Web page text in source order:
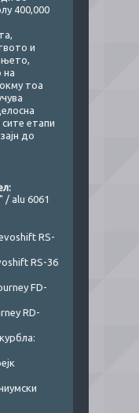
400,000
и
на
тоа
етапи
до
/ alu 6061
RS-
RS-36
FD-
RD-